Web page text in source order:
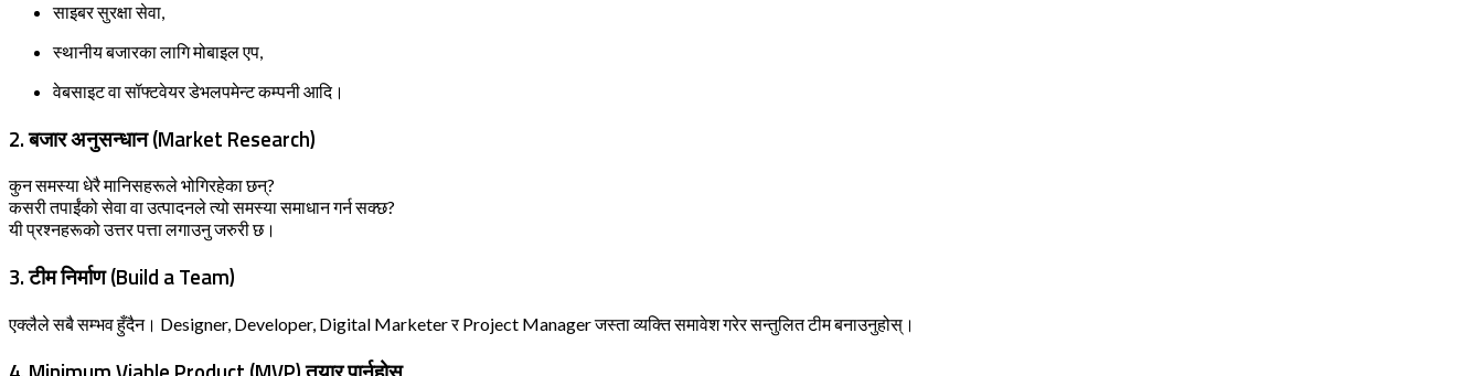
साइबर सुरक्षा सेवा,
स्थानीय बजारका लागि मोबाइल एप,
वेबसाइट वा सॉफ्टवेयर डेभलपमेन्ट कम्पनी आदि।
2.बजार अनुसन्धान (Market Research)
कुन समस्या धेरै मानिसहरूले भोगिरहेका छन्?
कसरी तपाईंको सेवा वा उत्पादनले त्यो समस्या समाधान गर्न सक्छ?
यी प्रश्नहरूको उत्तर पत्ता लगाउनु जरुरी छ।
3.टीम निर्माण (Build a Team)
एक्लैले सबै सम्भव हुँदैन। Designer, Developer, Digital Marketer र Project Manager जस्ता व्यक्ति समावेश गरेर सन्तुलित टीम बनाउनुहोस्।